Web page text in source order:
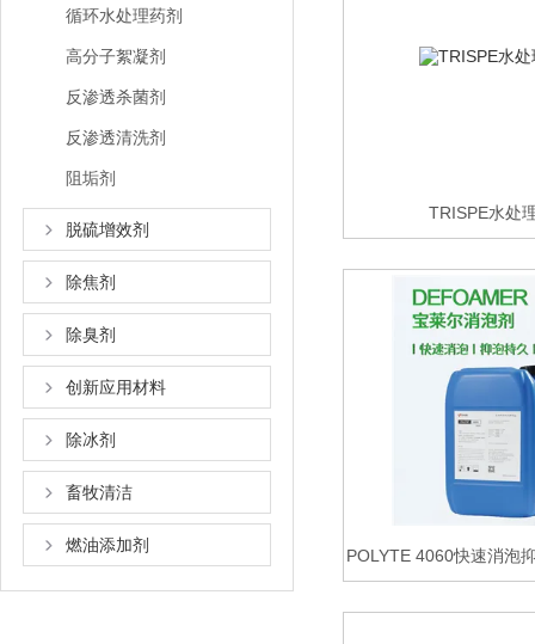
循环水处理药剂
高分子絮凝剂
反渗透杀菌剂
反渗透清洗剂
阻垢剂
脱硫增效剂
除焦剂
除臭剂
创新应用材料
除冰剂
畜牧清洁
燃油添加剂
TRISPE水处
POLYTE 4060快速消泡